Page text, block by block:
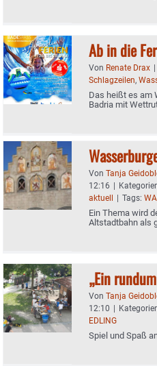
Ab in die
Von Renate Drax |
Schlagzeilen,
Das heißt es am
Badria mit
Von Tanja
12:16 |
aktuell | Tags:
Ein Thema wird
Altstadtbahn als
„Ein
Von Tanja
12:10 |
EDLING
Spiel und Spaß